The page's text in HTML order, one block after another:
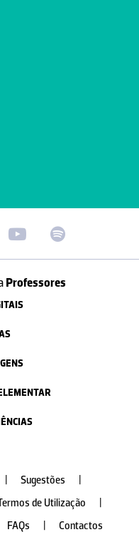
Professores
Sugestões
de Utilização
FAQs Contactos